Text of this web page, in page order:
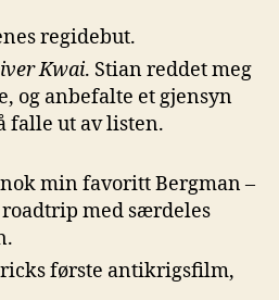
regidebut.
Kwai. Stian reddet meg
og anbefalte et gjensyn
falle ut av listen.
min favoritt Bergman –
med særdeles
første antikrigsfilm,